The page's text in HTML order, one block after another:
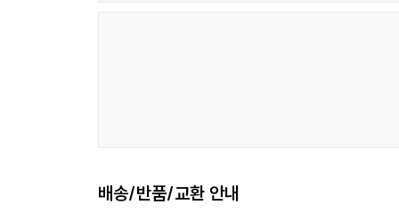
배송/반품/교환 안내